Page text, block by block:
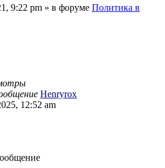
9:22 pm » в форуме Политика в
Henryrox
12:52 am